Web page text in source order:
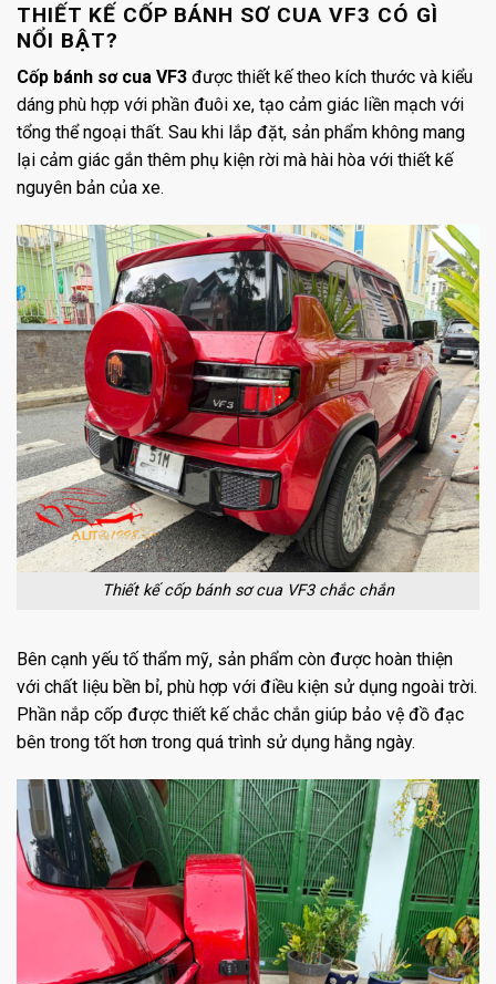
THIẾT KẾ CỐP BÁNH SƠ CUA VF3 CÓ GÌ
NỔI BẬT?
Cốp bánh sơ cua VF3 được thiết kế theo kích thước và kiểu
dáng phù hợp với phần đuôi xe, tạo cảm giác liền mạch với
tổng thể ngoại thất. Sau khi lắp đặt, sản phẩm không mang
lại cảm giác gắn thêm phụ kiện rời mà hài hòa với thiết kế
nguyên bản của xe.
Thiết kế cốp bánh sơ cua VF3 chắc chắn
Bên cạnh yếu tố thẩm mỹ, sản phẩm còn được hoàn thiện
với chất liệu bền bỉ, phù hợp với điều kiện sử dụng ngoài trời.
Phần nắp cốp được thiết kế chắc chắn giúp bảo vệ đồ đạc
bên trong tốt hơn trong quá trình sử dụng hằng ngày.